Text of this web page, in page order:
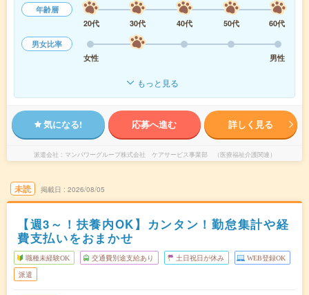
年齢層
20代
30代 40代 50代
60代
男女比率
女性
男性
もっと見る
気になる! 応募へ進む 詳しく見る
派遣会社 マンパワーグループ株式会社 ケアサービス事業部 （医療福祉介護関連）
未読 掲載日 2026/08/05
【週3～！扶養内OK】カンタン！勤怠集計や経
費支払いをおまかせ
職種未経験OK 交通費別途支給あり 土日祝日が休み WEB登録OK
派遣